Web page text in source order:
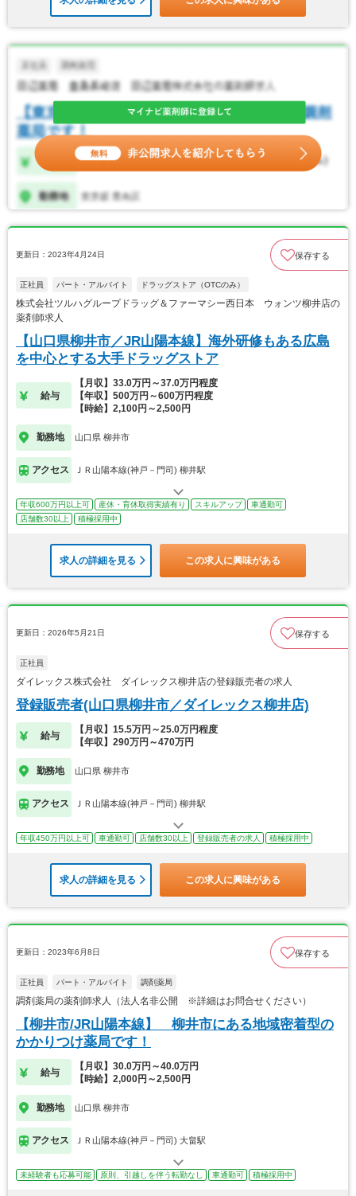
更新日：2023年4月24日 保存する
正社員 パート・アルバイト ドラッグストア（OTCのみ）
株式会社ツルハグループドラッグ＆ファーマシー西日本 ウォンツ柳井店の
薬剤師求人
【山口県柳井市／JR山陽本線】海外研修もある広島
を中心とする大手ドラッグストア
給与
【月収】33.0万円～37.0万円程度
【年収】500万円～600万円程度
【時給】2,100円～2,500円
勤務地 山口県 柳井市
アクセス ＪＲ山陽本線(神戸－門司) 柳井駅
年収600万円以上可 産休・育休取得実績有り スキルアップ
車通勤可
店舗数30以上
積極採用中
求人の詳細を見る この求人に興味がある
更新日：2026年5月21日 保存する
正社員
ダイレックス株式会社 ダイレックス柳井店の登録販売者の求人
登録販売者(山口県柳井市／ダイレックス柳井店)
給与
【月収】15.5万円～25.0万円程度
【年収】290万円～470万円
勤務地 山口県 柳井市
アクセス ＪＲ山陽本線(神戸－門司) 柳井駅
年収450万円以上可 車通勤可 店舗数30以上 登録販売者の求人 積極採用中
求人の詳細を見る この求人に興味がある
更新日：2023年6月8日 保存する
正社員 パート・アルバイト 調剤薬局
調剤薬局の薬剤師求人（法人名非公開 ※詳細はお問合せください）
【柳井市/JR山陽本線】 柳井市にある地域密着型の
かかりつけ薬局です！
給与
【月収】30.0万円～40.0万円
【時給】2,000円～2,500円
勤務地 山口県 柳井市
アクセス ＪＲ山陽本線(神戸－門司) 大畠駅
未経験者も応募可能 原則、引越しを伴う転勤なし 車通勤可 積極採用中